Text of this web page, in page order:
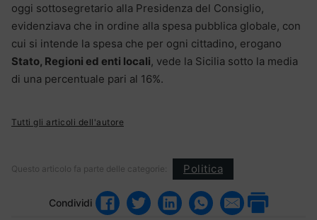
oggi sottosegretario alla Presidenza del Consiglio,
evidenziava che in ordine alla spesa pubblica globale, con
cui si intende la spesa che per ogni cittadino, erogano
Stato, Regioni ed enti locali, vede la Sicilia sotto la media
di una percentuale pari al 16%.
Tutti gli articoli dell'autore
Questo articolo fa parte delle categorie: Politica
Condividi